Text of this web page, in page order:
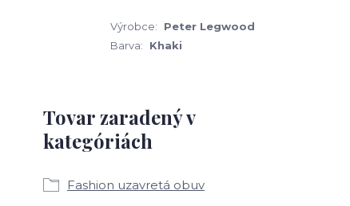
Výrobce:
Peter Legwood
Barva: Khaki
Tovar zaradený v
kategóriách
Fashion uzavretá obuv